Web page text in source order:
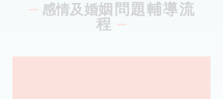
— 感情及婚姻問題輔導流
程 —